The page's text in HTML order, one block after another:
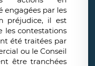
engagées par les
préjudice, il est
les contestations
été traitées par
ou le Conseil
être tranchées